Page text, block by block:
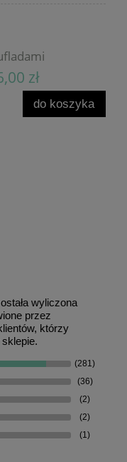
zł
do koszyka
wyliczona
przez
którzy
(281)
(36)
(2)
(2)
(1)